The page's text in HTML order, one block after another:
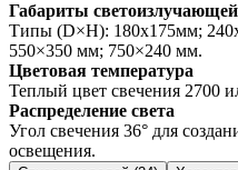
Габариты
Типы (D×H): 180x175мм;
550×350 мм; 750×240 мм.
Цветовая температура
Теплый цвет свечения 2700
Распределение света
Угол свечения 36° для
освещения.